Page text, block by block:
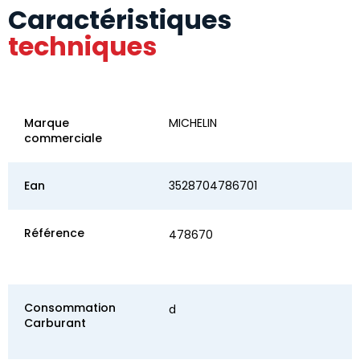
Caractéristiques
techniques
Marque
commerciale
MICHELIN
Ean 3528704786701
Référence 478670
Consommation
Carburant
d